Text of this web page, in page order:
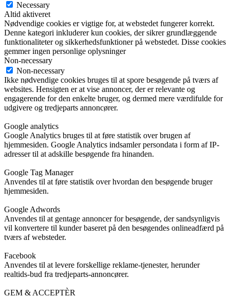
Necessary
Altid aktiveret
Nødvendige cookies er vigtige for, at webstedet fungerer korrekt.
Denne kategori inkluderer kun cookies, der sikrer grundlæggende
funktionaliteter og sikkerhedsfunktioner på webstedet. Disse cookies
gemmer ingen personlige oplysninger
Non-necessary
Non-necessary
Ikke nødvendige cookies bruges til at spore besøgende på tværs af
websites. Hensigten er at vise annoncer, der er relevante og
engagerende for den enkelte bruger, og dermed mere værdifulde for
udgivere og tredjeparts annoncører.
Google analytics
Google Analytics bruges til at føre statistik over brugen af
hjemmesiden. Google Analytics indsamler persondata i form af IP-
adresser til at adskille besøgende fra hinanden.
Google Tag Manager
Anvendes til at føre statistik over hvordan den besøgende bruger
hjemmesiden.
Google Adwords
Anvendes til at gentage annoncer for besøgende, der sandsynligvis
vil konvertere til kunder baseret på den besøgendes onlineadfærd på
tværs af websteder.
Facebook
Anvendes til at levere forskellige reklame-tjenester, herunder
realtids-bud fra tredjeparts-annoncører.
GEM & ACCEPTÈR